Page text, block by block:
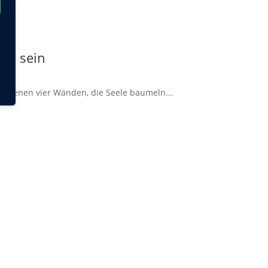
sein
vier Wänden, die Seele baumeln...